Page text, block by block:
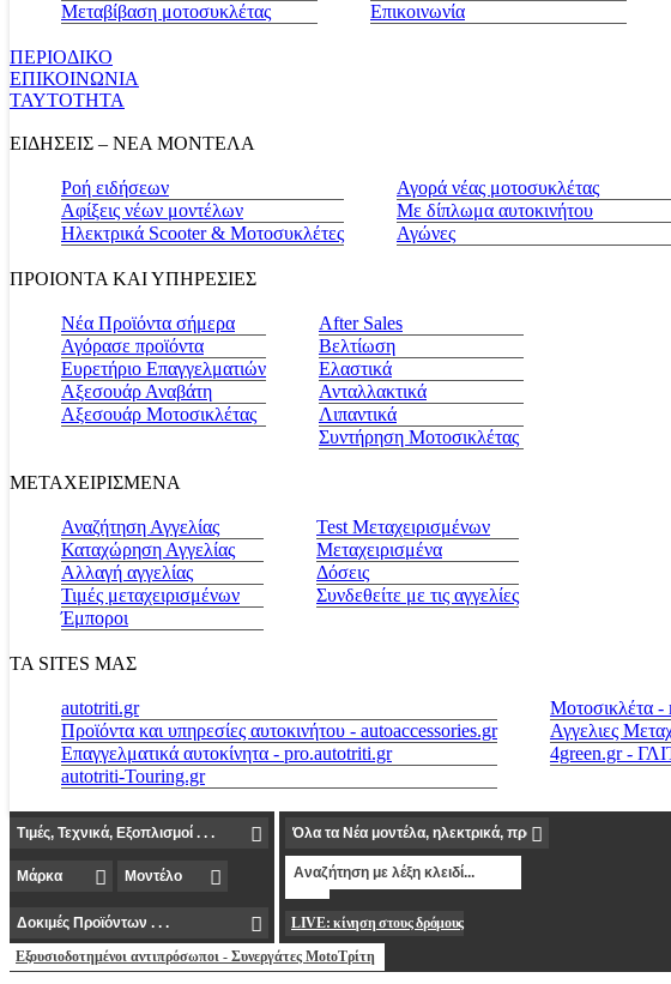
Μεταβίβαση μοτοσυκλέτας
Επικοινωνία
ΠΕΡΙΟΔΙΚΟ
ΕΠΙΚΟΙΝΩΝΙΑ
ΤΑΥΤΟΤΗΤΑ
ΕΙΔΗΣΕΙΣ – ΝΕΑ ΜΟΝΤΕΛΑ
Ροή ειδήσεων
Αφίξεις νέων μοντέλων
Ηλεκτρικά Scooter & Μοτοσυκλέτες
Αγορά νέας μοτοσυκλέτας
Με δίπλωμα αυτοκινήτου
Αγώνες
ΠΡΟΙΟΝΤΑ ΚΑΙ ΥΠΗΡΕΣΙΕΣ
Νέα Προϊόντα σήμερα
Αγόρασε προϊόντα
Ευρετήριο Επαγγελματιών
Αξεσουάρ Αναβάτη
Αξεσουάρ Μοτοσικλέτας
Αfter Sales
Βελτίωση
Ελαστικά
Ανταλλακτικά
Λιπαντικά
Συντήρηση Μοτοσικλέτας
ΜΕΤΑΧΕΙΡΙΣΜΕΝΑ
Αναζήτηση Αγγελίας
Καταχώρηση Αγγελίας
Αλλαγή αγγελίας
Τιμές μεταχειρισμένων
Έμποροι
Test Μεταχειρισμένων
Μεταχειρισμένα
Δόσεις
Συνδεθείτε με τις αγγελίες
ΤΑ SITES ΜΑΣ
autotriti.gr
Προϊόντα και υπηρεσίες αυτοκινήτου - autoaccessories.gr
Επαγγελματικά αυτοκίνητα - pro.autotriti.gr
autotriti-Touring.gr
Μοτοσικλέτα
Αγγελιες
4green.gr -
LIVE: κίνηση στους δρόμους
Εξουσιοδοτημένοι αντιπρόσωποι - Συνεργάτες MotoΤρίτη